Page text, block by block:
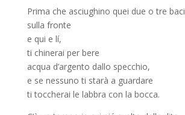
Prima che asciughino quei due o tre baci
sulla fronte
e qui e lí,
ti chinerai per bere
acqua d’argento dallo specchio,
e se nessuno ti starà a guardare
ti toccherai le labbra con la bocca.